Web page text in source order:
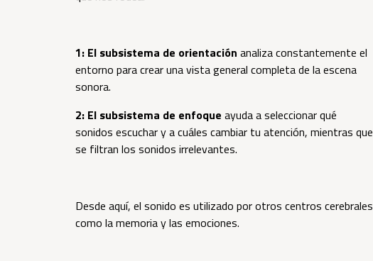
1: El subsistema de orientación analiza constantemente el
entorno para crear una vista general completa de la escena
sonora.
2: El subsistema de enfoque ayuda a seleccionar qué
sonidos escuchar y a cuáles cambiar tu atención, mientras que
se filtran los sonidos irrelevantes.
Desde aquí, el sonido es utilizado por otros centros cerebrales
como la memoria y las emociones.